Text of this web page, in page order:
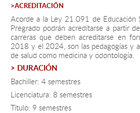
Formación Continua
Estudiantes
Académicos
Funcionarios
Alumni
>ACREDITACIÓN
Acorde a la Ley 21.091 de Educación
Pregrado podrán acreditarse a partir
carreras que deben acreditarse en
2018 y el 2024, son las pedagogías y
de salud como medicina y odontología.
> DURACIÓN
Bachiller: 4 semestres
Licenciatura: 8 semestres
Título: 9 semestres